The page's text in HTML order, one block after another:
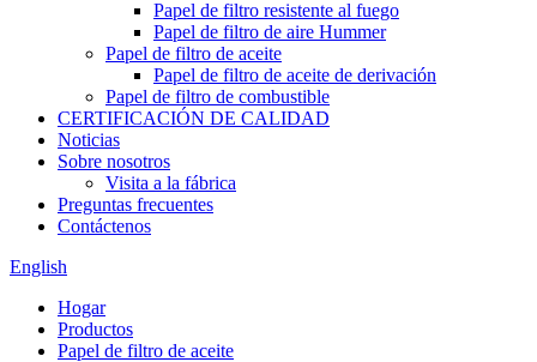
Papel de filtro resistente al fuego
Papel de filtro de aire Hummer
Papel de filtro de aceite
Papel de filtro de aceite de derivación
Papel de filtro de combustible
CERTIFICACIÓN DE CALIDAD
Noticias
Sobre nosotros
Visita a la fábrica
Preguntas frecuentes
Contáctenos
English
Hogar
Productos
Papel de filtro de aceite